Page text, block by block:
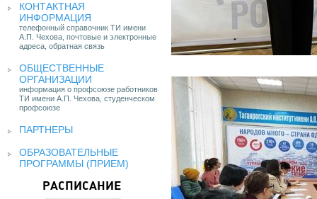
КОНТАКТНАЯ
ИНФОРМАЦИЯ
телефонный справочник ТИ имени
А.П. Чехова, почтовые и электронные
адреса, обратная связь
ОБЩЕСТВЕННЫЕ
ОРГАНИЗАЦИИ
информация о профсоюзе работников
ТИ имени А.П. Чехова, студенческом
профсоюзе
ПАРТНЕРЫ
ОБРАЗОВАТЕЛЬНЫЕ
ПРОГРАММЫ (ПРИЕМ)
РАСПИСАНИЕ